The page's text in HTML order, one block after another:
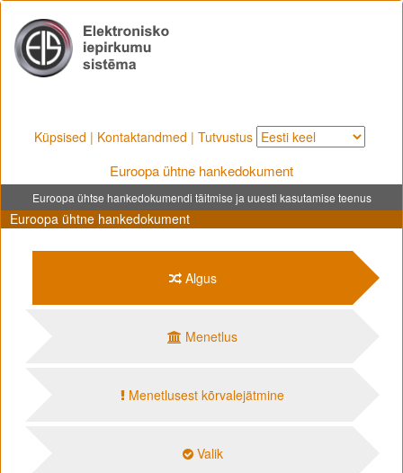
Küpsised | Kontaktandmed | Tutvustus
Euroopa ühtne hankedokument
Euroopa ühtse hankedokumendi täitmise ja uuesti kasutamise teenus
Euroopa ühtne hankedokument
Algus
Menetlus
Menetlusest kõrvalejätmine
Valik